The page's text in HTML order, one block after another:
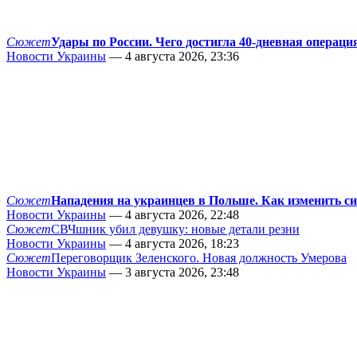
СюжетУдары по России. Чего достигла 40-дневная
Новости Украины — 4 августа 2026, 23:36
СюжетНападения на украинцев в Польше. Как изменить
Новости Украины — 4 августа 2026, 22:48
СюжетСВЧшник убил девушку: новые детали резни
Новости Украины — 4 августа 2026, 18:23
СюжетПереговорщик Зеленского. Новая должность Умерова
Новости Украины — 3 августа 2026, 23:48